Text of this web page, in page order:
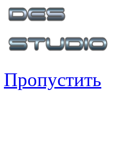
Пропустить